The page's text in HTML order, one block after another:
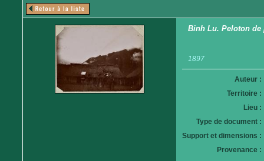
Binh Lu. Peloton de
1897
Auteur :
Territoire :
Lieu :
Type de document :
Support et dimensions :
Provenance :